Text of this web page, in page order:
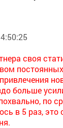
своя
больше
по
в 5 раз,